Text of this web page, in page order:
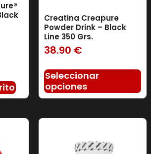
Creatina Creapure
Powder Drink – Black
Line 350 Grs.
38.90 €
Seleccionar
opciones